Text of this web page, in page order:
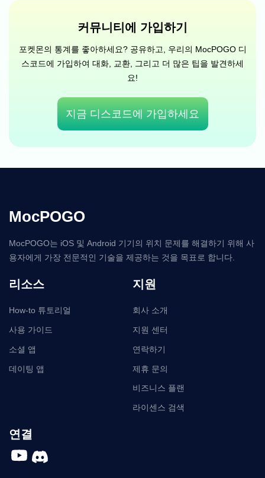
커뮤니티에 가입하기
포켓몬의 통계를 좋아하세요? 공유하고, 우리의 MocPOGO 디
스코드에 가입하여 대화, 교환, 그리고 더 많은 팁을 발견하세
요!
지금 디스코드에 가입하세요
MocPOGO
MocPOGO는 iOS 및 Android 기기의 위치 문제를 해결하기 위해 사
용자에게 가장 전문적인 기술을 제공하는 것을 목표로 합니다.
리소스
How-to 튜토리얼
사용 가이드
소셜 앱
데이팅 앱
지원
회사 소개
지원 센터
연락하기
제휴 문의
비즈니스 플랜
라이센스 검색
연결